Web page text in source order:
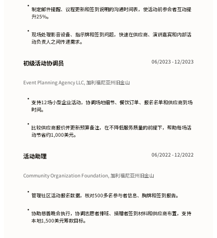
• 制定邮件提醒、议程更新和签到说明的沟通时间表，使活动前参会者互动提
升25%。
• 现场处理影音设备、指示牌和签到问题，快速在供应商、演讲嘉宾和内部活
动负责人之间传递需求。
初级活动协调员 06/2023 - 12/2023
Event Planning Agency LLC, 加利福尼亚州旧金山
• 支持12场小型企业活动，协调场地细节、餐饮订单、报名名单和供应商到场
时间。
• 比较供应商报价并更新预算备注，在不降低服务质量的前提下，帮助每场活
动节省约1,000美元。
活动助理 06/2022 - 12/2022
Community Organization Foundation, 加利福尼亚州旧金山
• 管理社区活动报名数据，核对500多名参与者信息、胸牌和签到报告。
• 协助慈善晚会执行，协调志愿者排班、捐赠者签到材料和供应商布置，支持
本地1,500美元筹款目标。